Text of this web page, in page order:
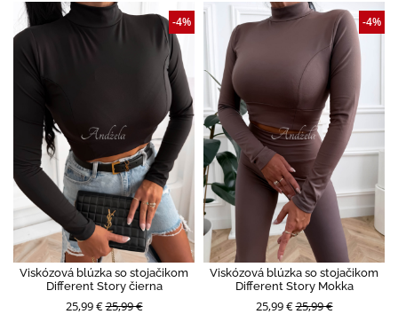
Viskózová blúzka so stojačikom
Different Story čierna
25,99 €25,99 €
-4%
Viskózová blúzka so stojačikom
Different Story Mokka
25,99 €25,99 €
-4%